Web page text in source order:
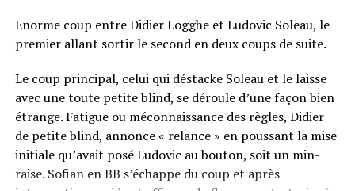
Enorme coup entre Didier Logghe et Ludovic Soleau, le
premier allant sortir le second en deux coups de suite.
Le coup principal, celui qui déstacke Soleau et le laisse
avec une toute petite blind, se déroule d’une façon bien
étrange. Fatigue ou méconnaissance des règles, Didier
de petite blind, annonce « relance » en poussant la mise
initiale qu’avait posé Ludovic au bouton, soit un min-
raise. Sofian en BB s’échappe du coup et après